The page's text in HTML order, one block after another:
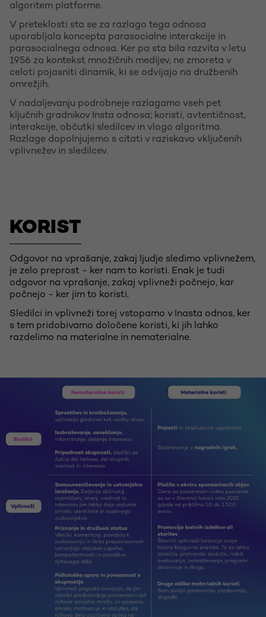
algoritem platforme.
V preteklosti sta se za razlago tega odnosa
uporabljala koncepta parasocialne interakcije in
parasocialnega odnosa. Ker pa sta bila razvita v letu
1956 za kontekst množičnih medijev, ne zmoreta v
celoti pojasniti dinamik, ki se odvijajo na družbenih
omrežjih.
V nadaljevanju podrobneje razlagamo vseh pet
ključnih gradnikov Insta odnosa; koristi, avtentičnost,
interakcije, občutki sledilcev in vlogo algoritma.
Razlage dopolnjujemo s citati v raziskavo vključenih
vplivnežev in sledilcev.
KORIST
Odgovor na vprašanje, zakaj ljudje sledimo vplivnežem,
je zelo preprost - ker nam to koristi. Enak je tudi
odgovor na vprašanje, zakaj vplivneži počnejo, kar
počnejo - ker jim to koristi.
Sledilci in vplivneži torej vstopamo v Inasta odnos, ker
s tem pridobivamo določene koristi, ki jih lahko
razdelimo na materialne in nematerialne.